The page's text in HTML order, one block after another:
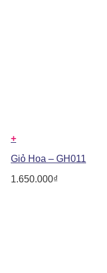
+
Giỏ Hoa – GH011
1.650.000₫